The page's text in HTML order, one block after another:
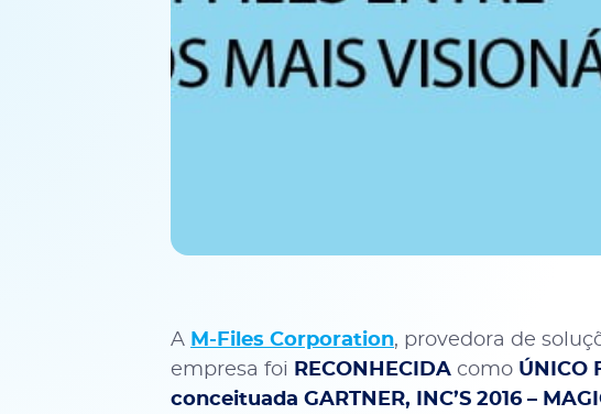
A M-Files Corporation, provedora de
empresa foi
RECONHECIDA como ÚNICO
conceituada GARTNER, INC’S 2016 –